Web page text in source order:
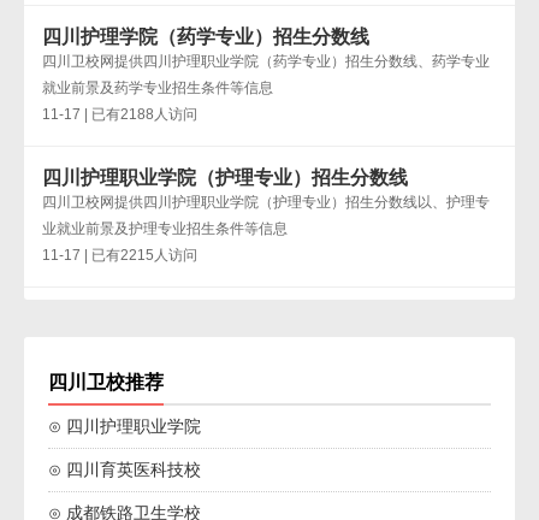
四川护理学院（药学专业）招生分数线
四川卫校网提供四川护理职业学院（药学专业）招生分数线、药学专业
就业前景及药学专业招生条件等信息
11-17 | 已有2188人访问
四川护理职业学院（护理专业）招生分数线
四川卫校网提供四川护理职业学院（护理专业）招生分数线以、护理专
业就业前景及护理专业招生条件等信息
11-17 | 已有2215人访问
四川卫校推荐
⊙ 四川护理职业学院
⊙ 四川育英医科技校
⊙ 成都铁路卫生学校